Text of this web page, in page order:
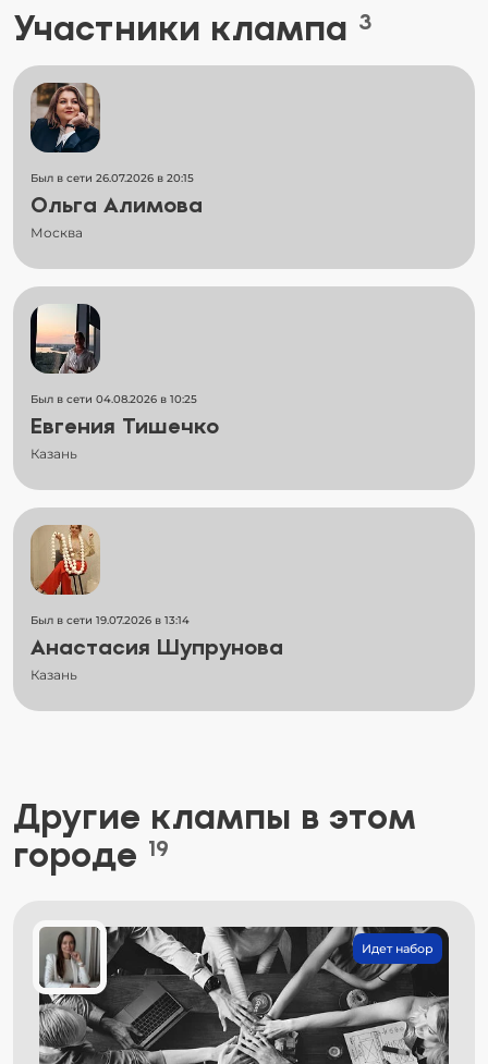
Участники клампа 3
Был в сети 26.07.2026 в 20:15
Ольга Алимова
Москва
Был в сети 04.08.2026 в 10:25
Евгения Тишечко
Казань
Был в сети 19.07.2026 в 13:14
Анастасия Шупрунова
Казань
Другие клампы в этом
городе 19
Идет набор